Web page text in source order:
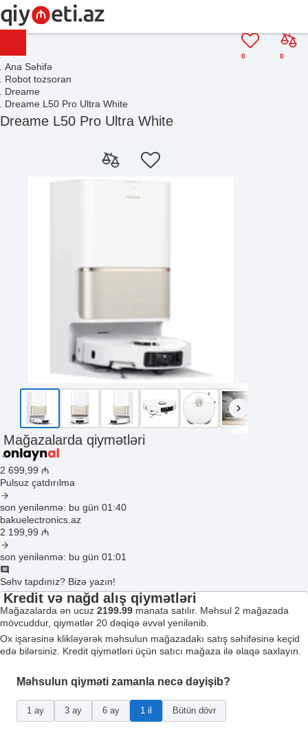
0
0
Ana Səhifə
Robot tozsoran
Dreame
Dreame L50 Pro Ultra White
Dreame L50 Pro Ultra White
Mağazalarda qiymətləri
2 699 ,99 ₼
Pulsuz çatdırılma
son yenilənmə: bu gün 01:40
bakuelectronics.az
2 199 ,99 ₼
son yenilənmə: bu gün 01:01
Səhv tapdınız? Bizə yazın!
Kredit və nağd alış qiymətləri
Mağazalarda ən ucuz 2199.99 manata satılır. Məhsul 2 mağazada
mövcuddur, qiymətlər 20 dəqiqə əvvəl yenilənib.
Ox işarəsinə klikləyərək məhsulun mağazadakı satış səhifəsinə keçid
edə bilərsiniz. Kredit qiymətləri üçün satıcı mağaza ilə əlaqə saxlayın.
Məhsulun qiyməti zamanla necə dəyişib?
1 ay 3 ay 6 ay 1 il Bütün dövr